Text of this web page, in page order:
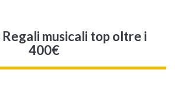
Regali musicali top oltre i
400€